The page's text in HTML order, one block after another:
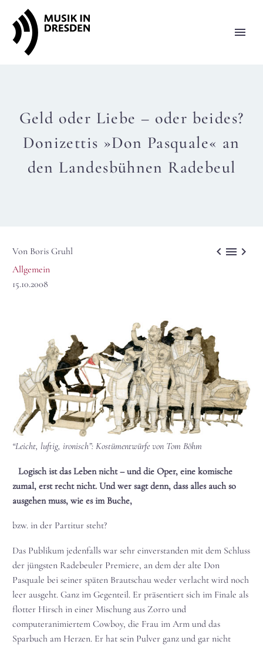
Geld oder Liebe – oder beides?
Donizettis »Don Pasquale« an
den Landesbühnen Radebeul
  
Von Boris Gruhl
Allgemein
15.10.2008
“Leicht, luftig, ironisch”: Kostümentwürfe von Tom Böhm
Logisch ist das Leben nicht – und die Oper, eine komische
zumal, erst recht nicht. Und wer sagt denn, dass alles auch so
ausgehen muss, wie es im Buche,
bzw. in der Partitur steht?
Das Publikum jedenfalls war sehr einverstanden mit dem Schluss
der jüngsten Radebeuler Premiere, an dem der alte Don
Pasquale bei seiner späten Brautschau weder verlacht wird noch
leer ausgeht. Ganz im Gegenteil. Er präsentiert sich im Finale als
flotter Hirsch in einer Mischung aus Zorro und
computeranimiertem Cowboy, die Frau im Arm und das
Sparbuch am Herzen. Er hat sein Pulver ganz und gar nicht